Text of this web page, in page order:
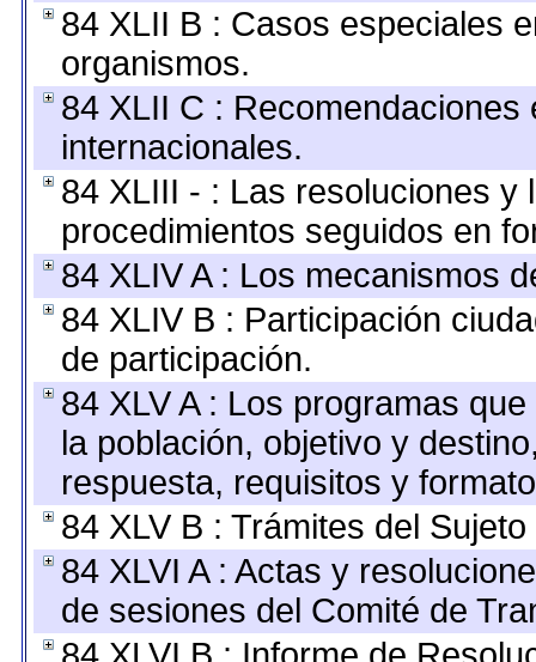
84 XLII B : Casos especiales
organismos.
84 XLII C :
internacionales.
84 XLIII - : Las resoluciones
procedimientos seguidos en
84 XLIV A : Los mecanismos
84 XLIV B : Participación
de participación.
84 XLV A : Los programas
la población, objetivo y
respuesta, requisitos y
84 XLV B : Trámites del
84 XLVI A : Actas y
de sesiones del Comité de